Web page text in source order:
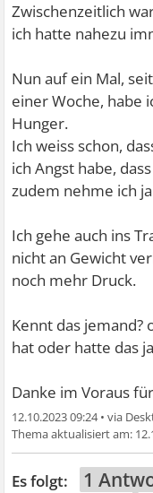
Zwischenzeitlich
ich hatte nahezu
Nun auf ein Mal,
einer Woche, habe
Hunger.
Ich weiss schon,
ich Angst habe,
zudem nehme ich
Ich gehe auch ins
nicht an Gewicht
noch mehr Druck.
Kennt das jemand?
hat oder hatte das
Danke im Voraus
12.10.2023 09:24•
1